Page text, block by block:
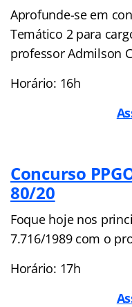
Aprofunde-se em
Temático 2 para
professor Admilson
Horário: 16h
Concurso
80/20
Foque hoje nos
7.716/1989 com o
Horário: 17h